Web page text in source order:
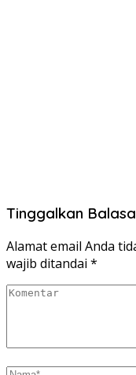
Tinggalkan
Alamat email Anda
wajib ditandai *